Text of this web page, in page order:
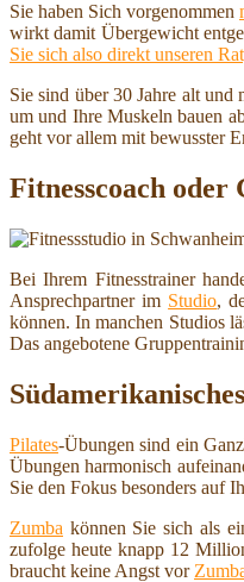
Sie haben Sich vorgenommen
wirkt damit Übergewicht
Sie sich also direkt unseren
Sie sind über 30 Jahre alt und
um und Ihre Muskeln bauen
geht vor allem mit bewusster
Fitnesscoach
Bei Ihrem Fitnesstrainer
Ansprechpartner im Studio,
können. In manchen Studios
Das angebotene
Pilates-Übungen sind ein
Übungen harmonisch
Sie den Fokus besonders auf
Zumba können Sie sich als
zufolge heute knapp 12
braucht keine Angst vor